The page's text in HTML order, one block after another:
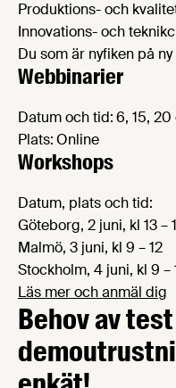
Produktions- och
Innovations- och
Du som är nyfiken på
Webbinarier
Datum och tid:6, 15,
Plats:Online
Workshops
Datum, plats och tid:
Göteborg, 2 juni, kl 13 –
Malmö, 3 juni, kl 9 – 12
Stockholm, 4 juni, kl 9 –
Läs mer och anmäl dig
Behov av